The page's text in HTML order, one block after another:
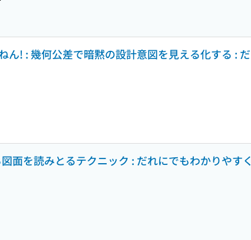
! : 幾何公差で暗黙の設計意図を見える化する : だ
面を読みとるテクニック : だれにでもわかりやすく